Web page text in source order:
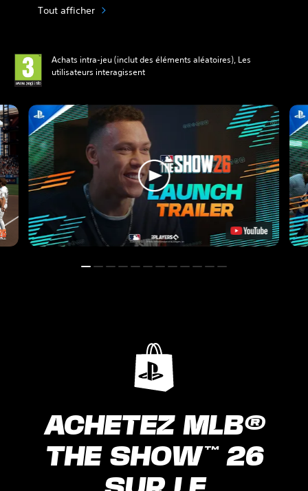
Tout afficher
Achats intra-jeu (inclut des éléments aléatoires), Les
utilisateurs interagissent
ACHETEZ MLB®
THE SHOW™ 26